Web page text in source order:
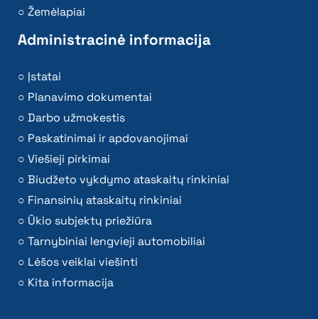
Žemėlapiai
Administracinė informacija
Įstatai
Planavimo dokumentai
Darbo užmokestis
Paskatinimai ir apdovanojimai
Viešieji pirkimai
Biudžeto vykdymo ataskaitų rinkiniai
Finansinių ataskaitų rinkiniai
Ūkio subjektų priežiūra
Tarnybiniai lengvieji automobiliai
Lėšos veiklai viešinti
Kita informacija